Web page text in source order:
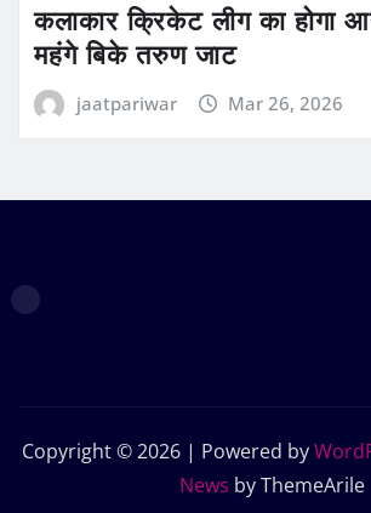
कलाकार क्रिकेट लीग का होगा
महंगे बिके तरुण जाट
jaatpariwar Mar 26, 2026
Copyright © 2026 | Powered by
News by ThemeArile